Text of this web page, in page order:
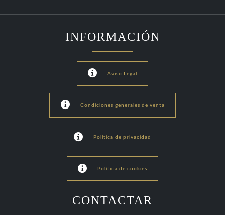
INFORMACIÓN
 Aviso Legal
 Condiciones generales de venta
 Política de privacidad
 Política de cookies
CONTACTAR